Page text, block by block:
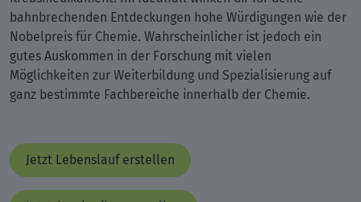
bahnbrechenden Entdeckungen hohe Würdigungen wie der
Nobelpreis für Chemie. Wahrscheinlicher ist jedoch ein
gutes Auskommen in der Forschung mit vielen
Möglichkeiten zur Weiterbildung und Spezialisierung auf
ganz bestimmte Fachbereiche innerhalb der Chemie.
Jetzt Lebenslauf erstellen